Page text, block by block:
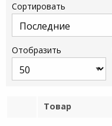
Сортировать
Отобразить
Товар